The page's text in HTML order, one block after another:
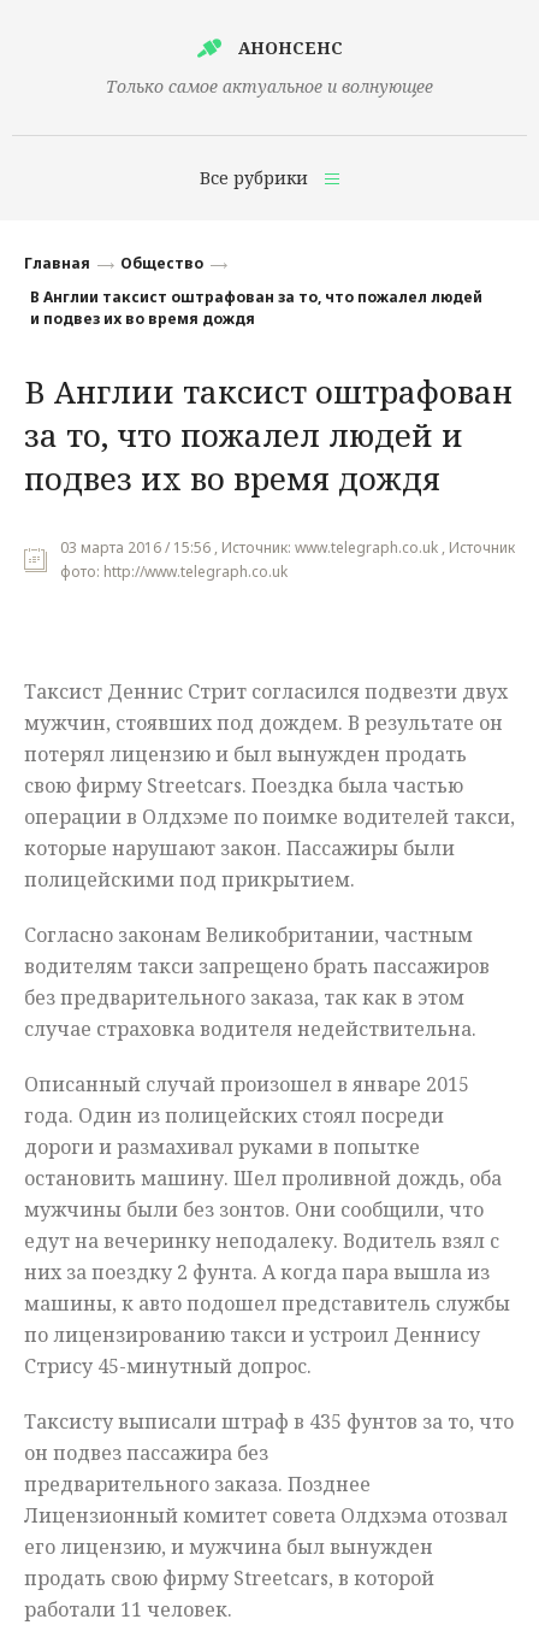
АНОНСЕНС
Только самое актуальное и волнующее
Все рубрики
Финансы
Наука
Культура
Общество
Мнения
Главная
Общество
В Англии таксист оштрафован за то, что пожалел людей
и подвез их во время дождя
В Англии таксист оштрафован
за то, что пожалел людей и
подвез их во время дождя
03 марта 2016 / 15:56 , Источник: www.telegraph.co.uk , Источник
фото: http://www.telegraph.co.uk
Таксист Деннис Стрит согласился подвезти двух
мужчин, стоявших под дождем. В результате он
потерял лицензию и был вынужден продать
свою фирму Streetcars. Поездка была частью
операции в Олдхэме по поимке водителей такси,
которые нарушают закон. Пассажиры были
полицейскими под прикрытием.
Согласно законам Великобритании, частным
водителям такси запрещено брать пассажиров
без предварительного заказа, так как в этом
случае страховка водителя недействительна.
Описанный случай произошел в январе 2015
года. Один из полицейских стоял посреди
дороги и размахивал руками в попытке
остановить машину. Шел проливной дождь, оба
мужчины были без зонтов. Они сообщили, что
едут на вечеринку неподалеку. Водитель взял с
них за поездку 2 фунта. А когда пара вышла из
машины, к авто подошел представитель службы
по лицензированию такси и устроил Деннису
Стрису 45-минутный допрос.
Таксисту выписали штраф в 435 фунтов за то, что
он подвез пассажира без
предварительного заказа. Позднее
Лицензионный комитет совета Олдхэма отозвал
его лицензию, и мужчина был вынужден
продать свою фирму Streetcars, в которой
работали 11 человек.